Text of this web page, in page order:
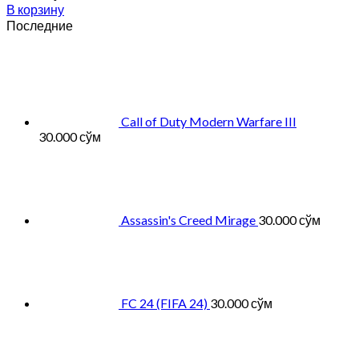
В корзину
Последние
Call of Duty Modern Warfare III
30.000сўм
Assassin's Creed Mirage 30.000сўм
FC 24 (FIFA 24) 30.000сўм